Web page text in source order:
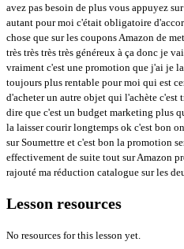
avez pas besoin de plus vous appuyez
autant pour moi c'était obligatoire
chose que sur les coupons Amazon de
très très très très généreux à ça donc je
vraiment c'est une promotion que j'ai je
toujours plus rentable pour moi qui est
d'acheter un autre objet qui l'achète c'est
dire que c'est un budget marketing plus
la laisser courir longtemps ok c'est bon
sur Soumettre et c'est bon la promotion
effectivement de suite tout sur Amazon
rajouté ma réduction catalogue sur les
Lesson resources
No resources for this lesson yet.